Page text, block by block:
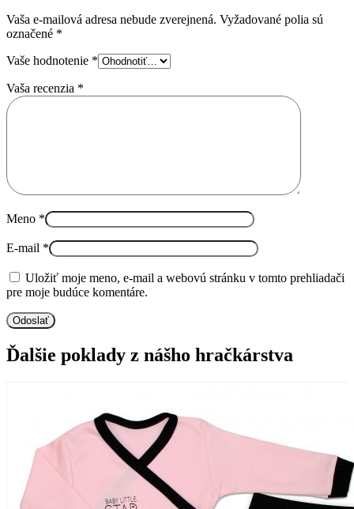
Vaša e-mailová adresa nebude zverejnená. Vyžadované polia sú
označené *
Vaše hodnotenie *
Vaša recenzia *
Meno *
E-mail *
Uložiť moje meno, e-mail a webovú stránku v tomto prehliadači
pre moje budúce komentáre.
Ďalšie poklady z nášho hračkárstva